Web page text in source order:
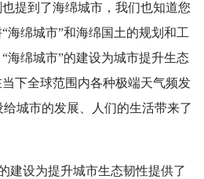
提到了海绵城市，我们也知道您
海绵城市”和海绵国土的规划和工
海绵城市”的建设为城市提升生态
下全球范围内各种极端天气频发
给城市的发展、人们的生活带来了
建设为提升城市生态韧性提供了